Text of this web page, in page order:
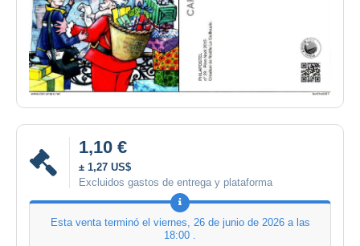
1,10 €
± 1,27 US$
Excluidos gastos de entrega y plataforma
Esta venta terminó el viernes, 26 de junio de 2026 a las
18:00